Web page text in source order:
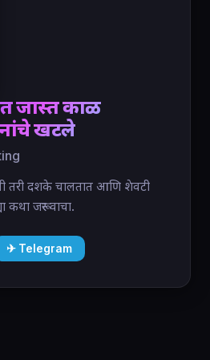
जास्त काळ
खटले
तरी दशके चालतात आणि शेवटी
कथा जरूर वाचा.
✈ Telegram